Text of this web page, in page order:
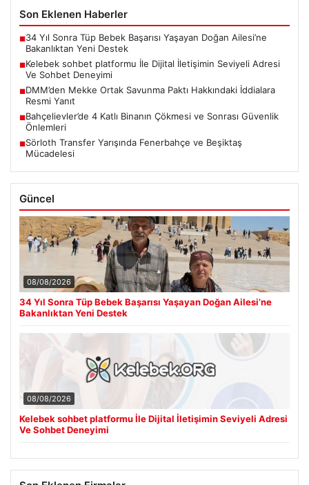
Son Eklenen Haberler
■34 Yıl Sonra Tüp Bebek Başarısı Yaşayan Doğan Ailesi’ne
Bakanlıktan Yeni Destek
■Kelebek sohbet platformu İle Dijital İletişimin Seviyeli Adresi
Ve Sohbet Deneyimi
■DMM’den Mekke Ortak Savunma Paktı Hakkındaki İddialara
Resmi Yanıt
■Bahçelievler’de 4 Katlı Binanın Çökmesi ve Sonrası Güvenlik
Önlemleri
■Sörloth Transfer Yarışında Fenerbahçe ve Beşiktaş
Mücadelesi
Güncel
08/08/2026
34 Yıl Sonra Tüp Bebek Başarısı Yaşayan Doğan Ailesi’ne
Bakanlıktan Yeni Destek
08/08/2026
Kelebek sohbet platformu İle Dijital İletişimin Seviyeli Adresi
Ve Sohbet Deneyimi